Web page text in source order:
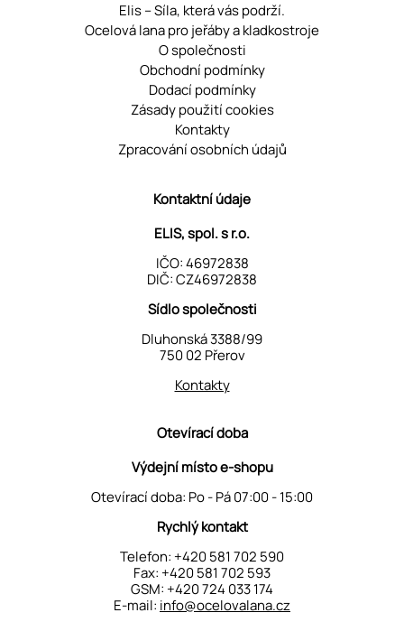
Elis – Síla, která vás podrží.
Ocelová lana pro jeřáby a kladkostroje
O společnosti
Obchodní podmínky
Dodací podmínky
Zásady použití cookies
Kontakty
Zpracování osobních údajů
Kontaktní údaje
ELIS, spol. s r.o.
IČO: 46972838
DIČ: CZ46972838
Sídlo společnosti
Dluhonská 3388/99
750 02 Přerov
Kontakty
Otevírací doba
Výdejní místo e-shopu
Otevírací doba: Po - Pá 07:00 - 15:00
Rychlý kontakt
Telefon: +420 581 702 590
Fax: +420 581 702 593
GSM: +420 724 033 174
E-mail: info@ocelovalana.cz